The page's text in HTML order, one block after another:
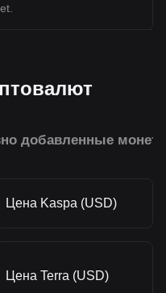
добавленные
Цена Kaspa (USD)
Цена Terra (USD)